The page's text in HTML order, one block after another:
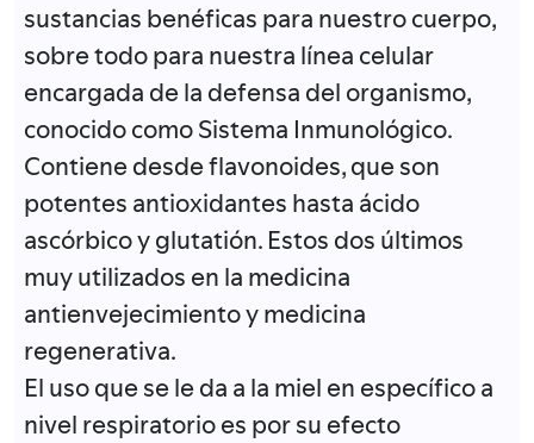
sustancias benéficas para nuestro cuerpo,
sobre todo para nuestra línea celular
encargada de la defensa del organismo,
conocido como Sistema Inmunológico.
Contiene desde flavonoides, que son
potentes antioxidantes hasta ácido
ascórbico y glutatión. Estos dos últimos
muy utilizados en la medicina
antienvejecimiento y medicina
regenerativa.
El uso que se le da a la miel en específico a
nivel respiratorio es por su efecto